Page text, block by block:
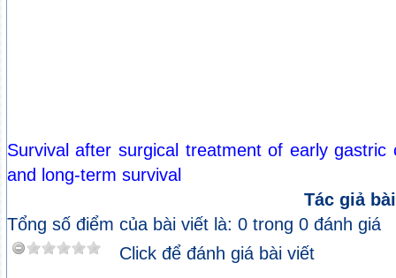
Survival after surgical treatment of early gastric
and long-term survival
Tác giả
Tổng số điểm của bài viết là: 0 trong 0 đánh giá
Click để đánh giá bài viết